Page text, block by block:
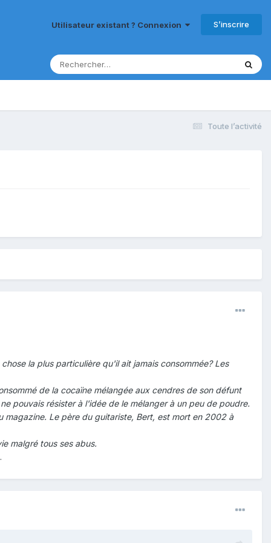
Utilisateur existant ? Connexion S’inscrire
Toute l’activité
la plus particulière qu'il ait jamais consommée? Les
de la cocaïne mélangée aux cendres de son défunt
pouvais résister à l'idée de le mélanger à un peu de poudre.
magazine. Le père du guitariste, Bert, est mort en 2002 à
malgré tous ses abus.